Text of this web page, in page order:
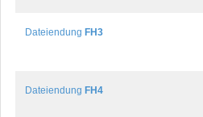
Dateiendung FH3
Dateiendung FH4